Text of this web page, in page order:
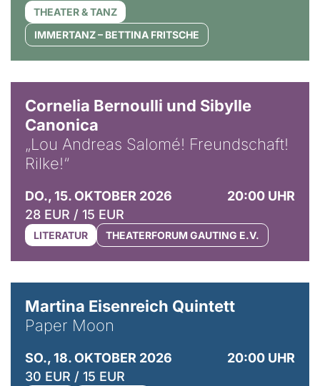
THEATER & TANZ
IMMERTANZ – BETTINA FRITSCHE
Cornelia Bernoulli und Sibylle
Canonica
„Lou Andreas Salomé! Freundschaft!
Rilke!“
DO., 15. OKTOBER 2026
20:00 UHR
28 EUR / 15 EUR
LITERATUR THEATERFORUM GAUTING E.V.
Martina Eisenreich Quintett
Paper Moon
SO., 18. OKTOBER 2026
20:00 UHR
30 EUR / 15 EUR